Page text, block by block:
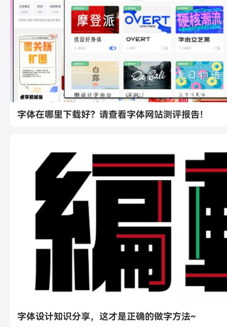
字体在哪里下载好？请查看字体网站测评报告！
字体设计知识分享，这才是正确的做字方法~